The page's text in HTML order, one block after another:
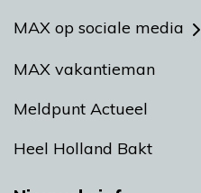
MAX op sociale media
MAX vakantieman
Meldpunt Actueel
Heel Holland Bakt